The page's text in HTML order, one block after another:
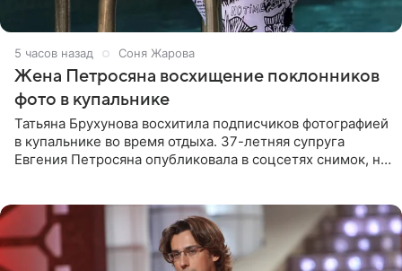
5 часов назад Соня Жарова
Жена Петросяна восхищение поклонников
фото в купальнике
Татьяна Брухунова восхитила подписчиков фотографией
в купальнике во время отдыха. 37-летняя супруга
Евгения Петросяна опубликовала в соцсетях снимок, на